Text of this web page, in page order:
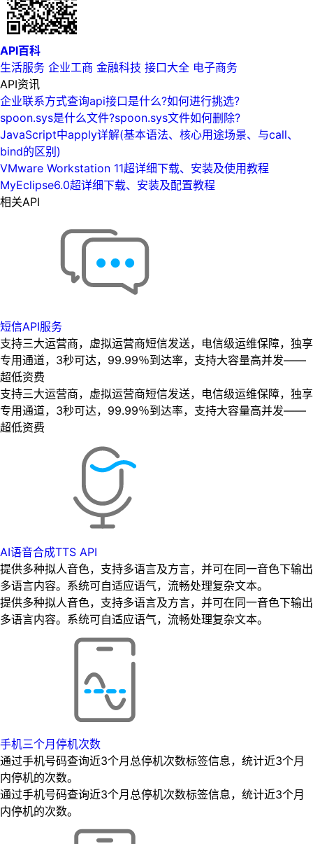
API百科
生活服务 企业工商 金融科技 接口大全 电子商务
API资讯
企业联系方式查询api接口是什么?如何进行挑选?
spoon.sys是什么文件?spoon.sys文件如何删除?
JavaScript中apply详解(基本语法、核心用途场景、与call、
bind的区别)
VMware Workstation 11超详细下载、安装及使用教程
MyEclipse6.0超详细下载、安装及配置教程
相关API
短信API服务
支持三大运营商，虚拟运营商短信发送，电信级运维保障，独享
专用通道，3秒可达，99.99％到达率，支持大容量高并发——
超低资费
支持三大运营商，虚拟运营商短信发送，电信级运维保障，独享
专用通道，3秒可达，99.99％到达率，支持大容量高并发——
超低资费
AI语音合成TTS API
提供多种拟人音色，支持多语言及方言，并可在同一音色下输出
多语言内容。系统可自适应语气，流畅处理复杂文本。
提供多种拟人音色，支持多语言及方言，并可在同一音色下输出
多语言内容。系统可自适应语气，流畅处理复杂文本。
手机三个月停机次数
通过手机号码查询近3个月总停机次数标签信息，统计近3个月
内停机的次数。
通过手机号码查询近3个月总停机次数标签信息，统计近3个月
内停机的次数。